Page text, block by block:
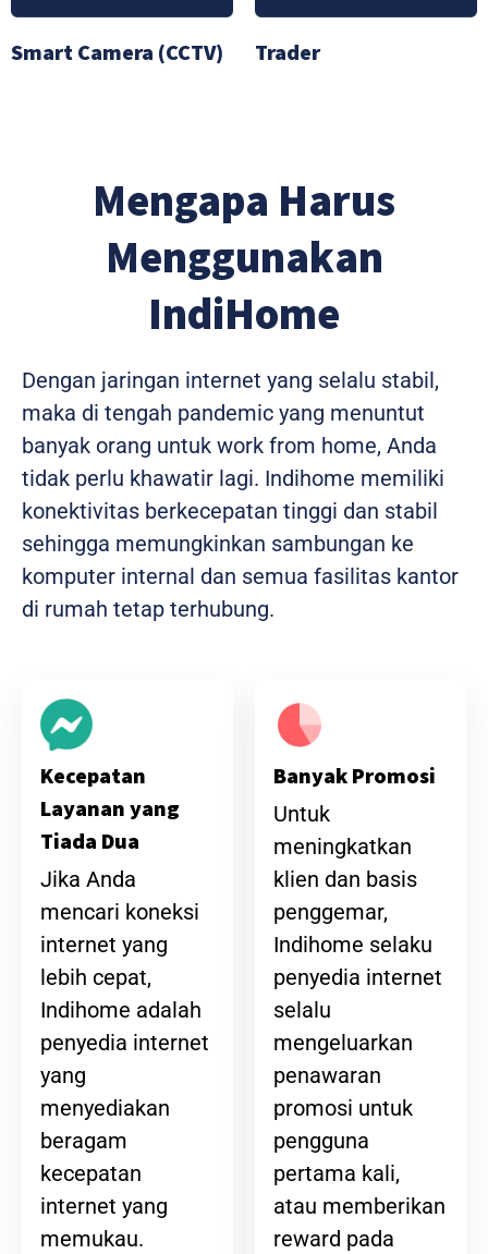
Smart Camera (CCTV) Trader
Mengapa Harus
Menggunakan
IndiHome
Dengan jaringan internet yang selalu stabil,
maka di tengah pandemic yang menuntut
banyak orang untuk work from home, Anda
tidak perlu khawatir lagi. Indihome memiliki
konektivitas berkecepatan tinggi dan stabil
sehingga memungkinkan sambungan ke
komputer internal dan semua fasilitas kantor
di rumah tetap terhubung.
Kecepatan
Layanan yang
Tiada Dua
Jika Anda
mencari koneksi
internet yang
lebih cepat,
Indihome adalah
penyedia internet
yang
menyediakan
beragam
kecepatan
internet yang
memukau.
Banyak Promosi
Untuk
meningkatkan
klien dan basis
penggemar,
Indihome selaku
penyedia internet
selalu
mengeluarkan
penawaran
promosi untuk
pengguna
pertama kali,
atau memberikan
reward pada